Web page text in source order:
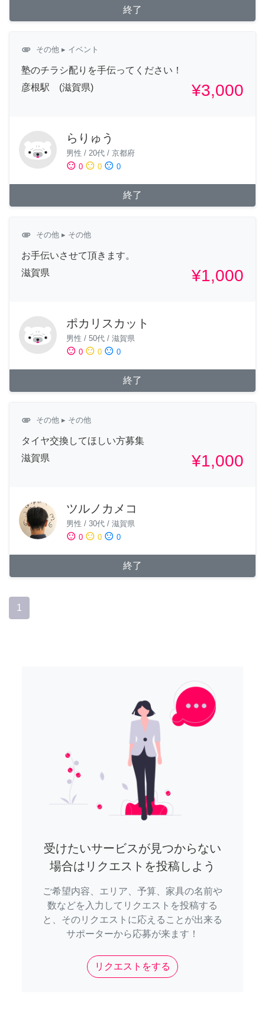
終了
attachment その他 ▸ イベント
塾のチラシ配りを手伝ってください！
彦根駅 (滋賀県)
¥3,000
らりゅう
男性 / 20代 / 京都府
sentiment_satisfied 0 sentiment_neutral 0 sentiment_dissatisfied 0
終了
attachment その他 ▸ その他
お手伝いさせて頂きます。
滋賀県
¥1,000
ポカリスカット
男性 / 50代 / 滋賀県
sentiment_satisfied 0 sentiment_neutral 0 sentiment_dissatisfied 0
終了
attachment その他 ▸ その他
タイヤ交換してほしい方募集
滋賀県
¥1,000
ツルノカメコ
男性 / 30代 / 滋賀県
sentiment_satisfied 0 sentiment_neutral 0 sentiment_dissatisfied 0
終了
1
受けたいサービスが見つからない
場合はリクエストを投稿しよう
ご希望内容、エリア、予算、家具の名前や
数などを入力してリクエストを投稿する
と、そのリクエストに応えることが出来る
サポーターから応募が来ます！
リクエストをする